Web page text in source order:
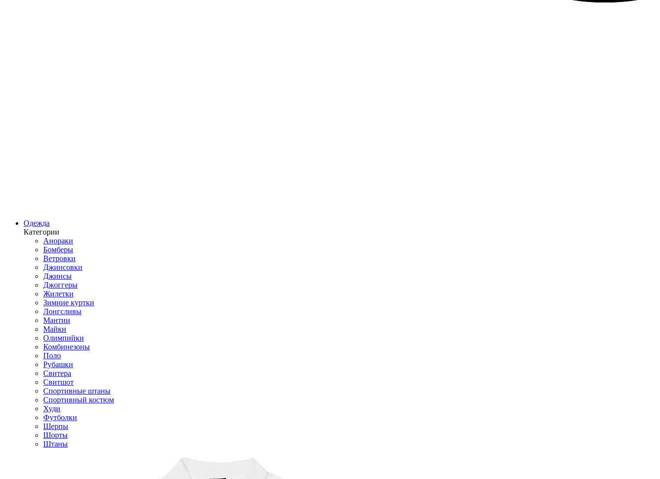
Одежда
Категории
Анораки
Бомберы
Ветровки
Джинсовки
Джинсы
Джоггеры
Жилетки
Зимние куртки
Лонгсливы
Мантии
Майки
Олимпийки
Комбинезоны
Поло
Рубашки
Свитера
Свитшот
Спортивные штаны
Спортивный костюм
Худи
Футболки
Шерпы
Шорты
Штаны